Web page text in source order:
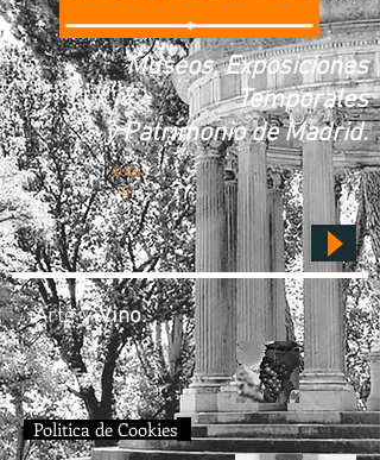
Museos, Exposiciones
Temporales
y Patrimonio de Madrid.
AUDI
O
Arte yVino.
Politica de Cookies